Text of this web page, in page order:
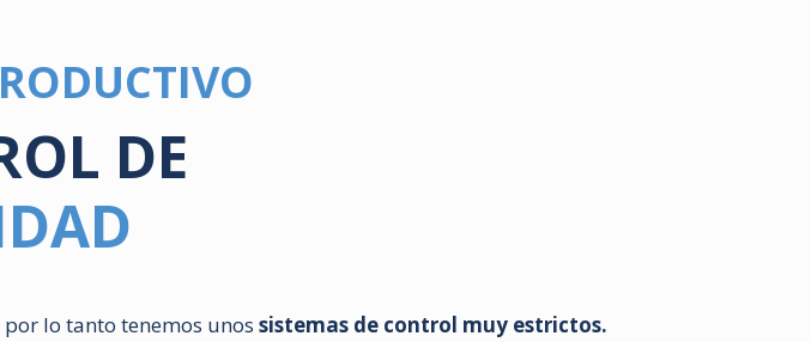
DE
lo tanto tenemos unossistemas de control muy estrictos.